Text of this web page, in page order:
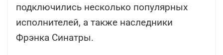
подключились несколько популярных
исполнителей, а также наследники
Фрэнка Синатры.